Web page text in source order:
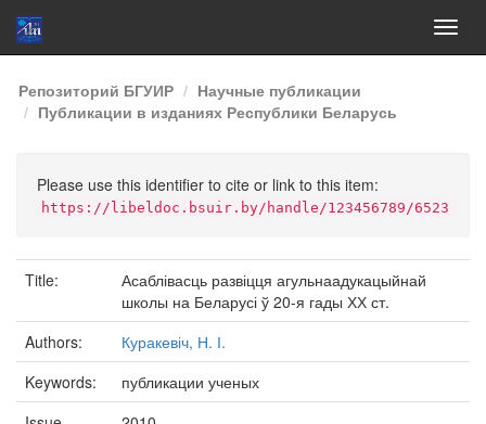
Skip
navigation
Репозиторий БГУИР
Научные публикации
Публикации в изданиях Республики Беларусь
Please use this identifier to cite or link to this item:
https://libeldoc.bsuir.by/handle/123456789/6523
Title:
Асаблівасць развіцця агульнаадукацыйнай
школы на Беларусі ў 20-я гады ХХ ст.
Authors:
Куракевіч, Н. І.
Keywords:
публикации ученых